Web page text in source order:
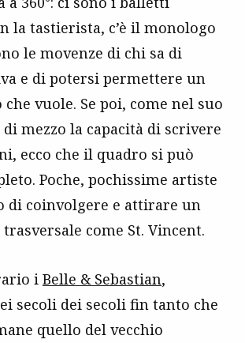
la tastierista, c’è il monologo
le movenze di chi sa di
e di potersi permettere un
che vuole. Se poi, come nel suo
mezzo la capacità di scrivere
ecco che il quadro si può
Poche, pochissime artiste
di coinvolgere e attirare un
come St. Vincent.
i Belle & Sebastian,
secoli dei secoli fin tanto che
quello del vecchio